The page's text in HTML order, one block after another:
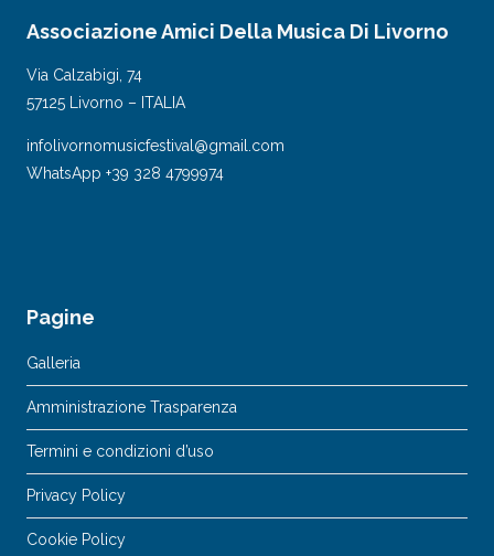
Associazione Amici Della Musica Di Livorno
Via Calzabigi, 74
57125 Livorno – ITALIA
infolivornomusicfestival@gmail.com
WhatsApp +39 328 4799974
Pagine
Galleria
Amministrazione Trasparenza
Termini e condizioni d’uso
Privacy Policy
Cookie Policy